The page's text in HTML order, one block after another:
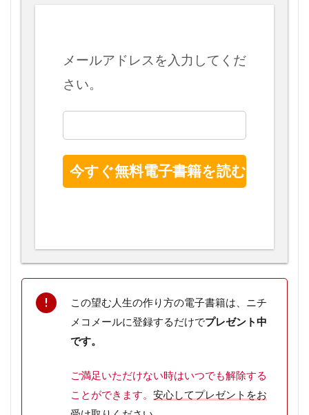
メールアドレスを入力してくだ
さい。
この望む人生の作り方の電子書籍は、ニチ
メコメールに登録するだけでプレゼント中
です。
ご満足いただけない時はいつでも解除する
ことができます。 安心してプレゼントをお